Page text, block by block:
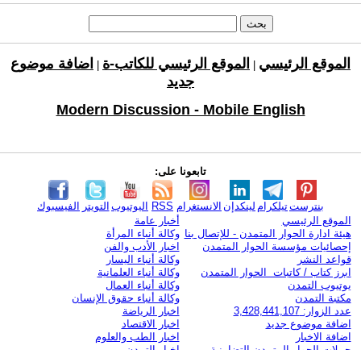
الموقع الرئيسي الموقع الرئيسي للكاتب-ة
اضافة موضوع
جديد
Modern Discussion - Mobile English
تابعونا على:
الفيسبوك التويتر اليوتيوب RSS الانستغرام لينكدإن تيلكرامبنترست
الموقع الرئيسي
هيئة ادارة الحوار المتمدن - للإتصال بنا
إحصائيات مؤسسة الحوار المتمدن
قواعد النشر
ابرز كتاب / كاتبات الحوار المتمدن
يوتيوب التمدن
مكتبة التمدن
عدد الزوار: 3,428,441,107
اضافة موضوع جديد
اضافة الاخبار
أخبار عامة
وكالة أنباء المرأة
اخبار الأدب والفن
وكالة أنباء اليسار
وكالة أنباء العلمانية
وكالة أنباء العمال
وكالة أنباء حقوق الإنسان
اخبار الرياضة
اخبار الاقتصاد
اخبار الطب والعلوم